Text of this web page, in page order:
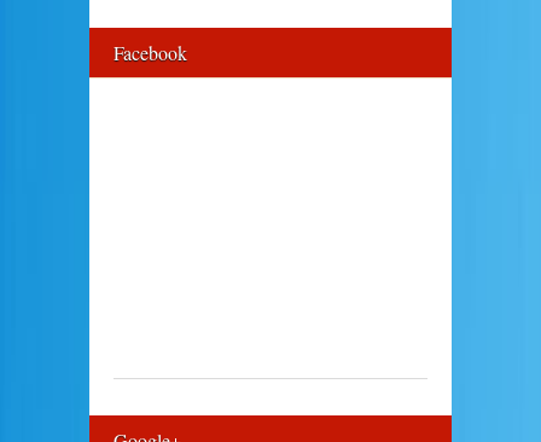
Facebook